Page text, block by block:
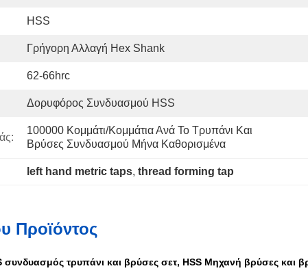
HSS
Γρήγορη Αλλαγή Hex Shank
62-66hrc
Δορυφόρος Συνδυασμού HSS
100000 Κομμάτι/κομμάτια Ανά Το Τρυπάνι Και
Βρύσες Συνδυασμού Μήνα Καθορισμένα
left hand metric taps, thread forming tap
Προϊόντος
τρυπάνι και βρύσες σετ, HSS Μηχανή βρύσες και